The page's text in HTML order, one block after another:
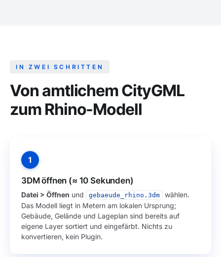
IN ZWEI SCHRITTEN
Von amtlichem CityGML
zum Rhino-Modell
1
3DM öffnen (≈ 10 Sekunden)
Datei > Öffnen und gebaeude_rhino.3dm
wählen.
Das Modell liegt in Metern am lokalen Ursprung;
Gebäude, Gelände und Lageplan sind bereits auf
eigene Layer sortiert und eingefärbt. Nichts zu
konvertieren, kein Plugin.